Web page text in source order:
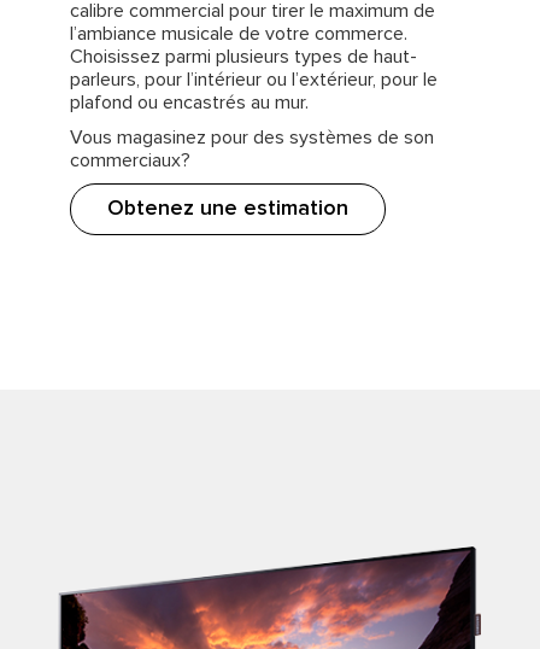
calibre commercial pour tirer le maximum de
l’ambiance musicale de votre commerce.
Choisissez parmi plusieurs types de haut-
parleurs, pour l’intérieur ou l’extérieur, pour le
plafond ou encastrés au mur.
Vous magasinez pour des systèmes de son
commerciaux?
Obtenez une estimation